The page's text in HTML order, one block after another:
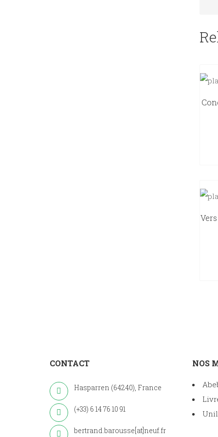
CONTACT
Hasparren (64240), France
(+33) 6 14 76 10 91
bertrand.barousse[at]neuf.fr
NOS